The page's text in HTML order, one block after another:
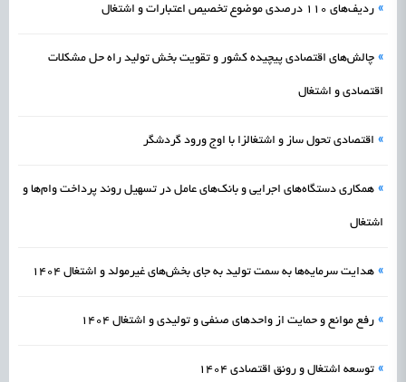
» ردیف‌های ۱۱۰ درصدی موضوع تخصیص اعتبارات و اشتغال
» چالش‌های اقتصادی پیچیده‌ کشور و تقویت بخش تولید راه حل مشکلات
اقتصادی و اشتغال
» اقتصادی تحول ساز و اشتغالزا با اوج ورود گردشگر
» همکاری دستگاه‌های اجرایی و بانک‌های عامل در تسهیل روند پرداخت وام‌ها و
اشتغال
» هدایت سرمایه‌ها به سمت تولید به جای بخش‌های غیرمولد و اشتغال 1404
» رفع موانع و حمایت از واحدهای صنفی و تولیدی و اشتغال 1404
» توسعه اشتغال و رونق اقتصادی 1404